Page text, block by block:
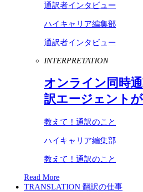
通訳者インタビュー
ハイキャリア編集部
通訳者インタビュー
INTERPRETATION
オンライン同時
訳エージェント
教えて！通訳のこと
ハイキャリア編集部
教えて！通訳のこと
Read More
TRANSLATION 翻訳の仕事